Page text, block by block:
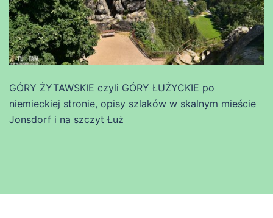
GÓRY ŻYTAWSKIE czyli GÓRY ŁUŻYCKIE po
niemieckiej stronie, opisy szlaków w skalnym mieście
Jonsdorf i na szczyt Łuż